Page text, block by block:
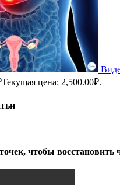
Текущая цена: 2,500.00₽.
чтобы восстановить